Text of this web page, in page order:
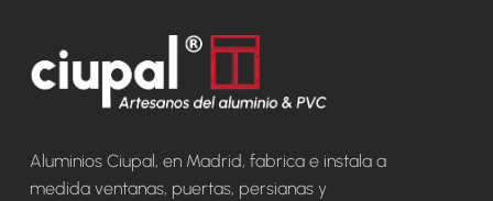
Aluminios Ciupal, en Madrid, fabrica e instala a
medida ventanas, puertas, persianas y